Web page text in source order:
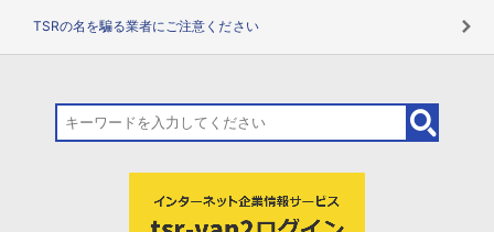
TSRの名を騙る業者にご注意ください